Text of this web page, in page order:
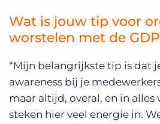
Wat is jouw tip voor
worstelen met de
“Mijn belangrijkste tip is dat
awareness bij je
maar altijd, overal, en in alles
steken hier veel energie in.